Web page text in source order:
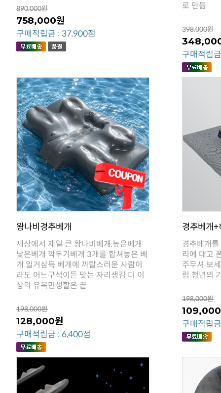
890,000원
758,000원
구매적립금 : 37,900점
로 만듦
398,000원
구매적립
왕나비경추베개
상의 유목민생할은 끝
198,000원
128,000원
구매적립금 : 6,400점
경추베개
럼 청년의
198,000원
구매적립